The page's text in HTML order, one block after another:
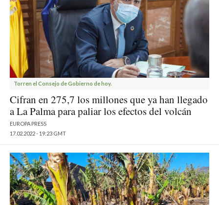
Torren el Consejo de Gobierno de hoy.
Cifran en 275,7 los millones que ya han llegado
a La Palma para paliar los efectos del volcán
EUROPA PRESS
17.02.2022 - 19:23 GMT